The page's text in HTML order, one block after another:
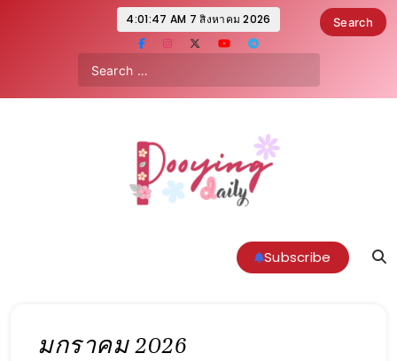
4:01:49 AM 7 สิงหาคม 2026
Subscribe
มกราคม 2026